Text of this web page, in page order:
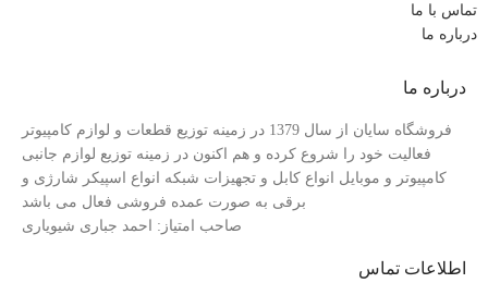
تماس با ما
درباره ما
درباره ما
فروشگاه سایان از سال 1379 در زمینه توزیع قطعات و لوازم کامپیوتر
فعالیت خود را شروع کرده و هم اکنون در زمینه توزیع لوازم جانبی
کامپیوتر و موبایل انواع کابل و تجهیزات شبکه انواع اسپیکر شارژی و
برقی به صورت عمده فروشی فعال می باشد
صاحب امتیاز: احمد جباری شیویاری
اطلاعات تماس